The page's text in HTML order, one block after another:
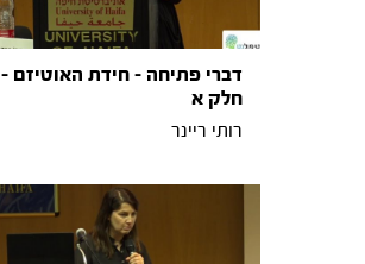
דברי פתיחה - חידת האוטיזם -
חלק א
רותי ריינר